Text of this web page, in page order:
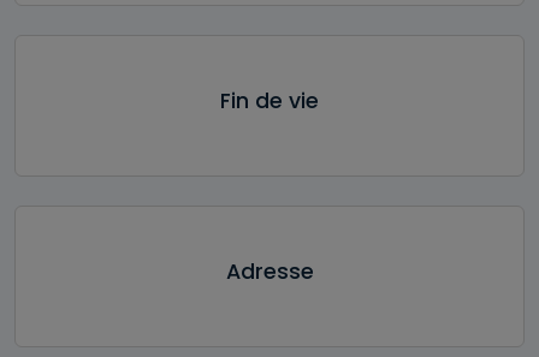
Fin de vie
Adresse